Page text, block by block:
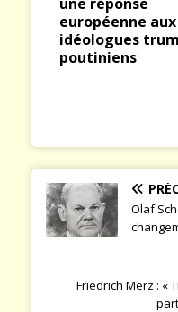
ious
Olaf
Friedrich Merz : «